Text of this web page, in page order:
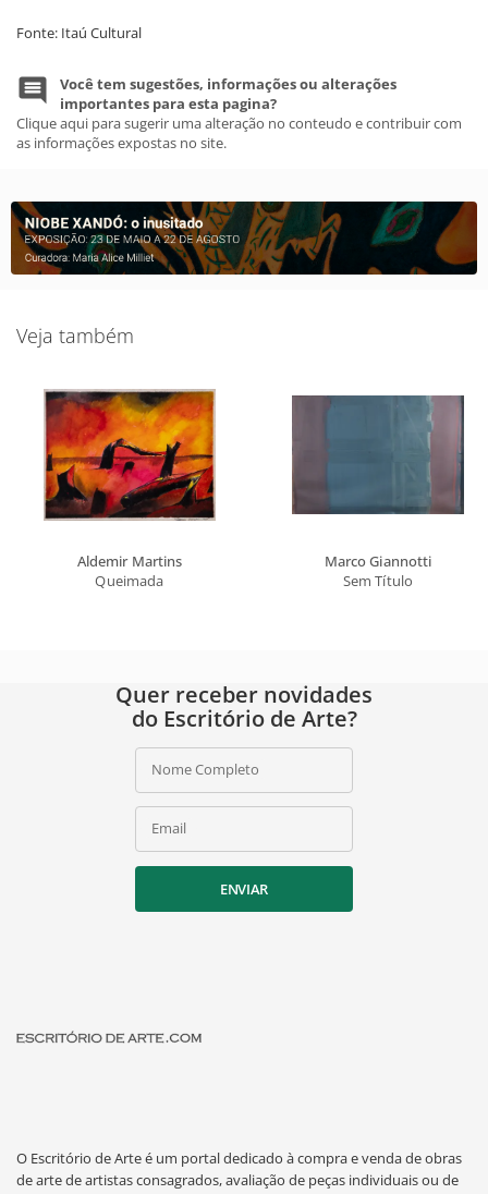
Fonte: Itaú Cultural
Você tem sugestões, informações ou alterações
importantes para esta pagina?
Clique aqui para sugerir uma alteração no conteudo e contribuir com
as informações expostas no site.
Veja também
Aldemir Martins
Queimada
Marco Giannotti
Sem Título
Quer receber novidades
do Escritório de Arte?
Nome Completo
Email
ENVIAR
O Escritório de Arte é um portal dedicado à compra e venda de obras
de arte de artistas consagrados, avaliação de peças individuais ou de